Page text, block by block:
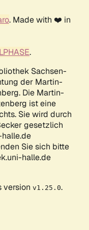
. Made with ❤️ in
.
Sachsen-
der Martin-
Die Martin-
ist eine
Sie wird durch
gesetzlich
Sie sich bitte
halle.de
version v1.25.0.